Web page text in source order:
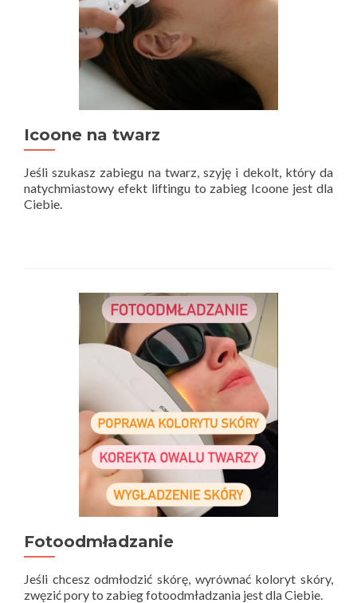
Icoone na twarz
Jeśli szukasz zabiegu na twarz, szyję i dekolt, który da
natychmiastowy efekt liftingu to zabieg Icoone jest dla
Ciebie.
Fotoodmładzanie
Jeśli chcesz odmłodzić skórę, wyrównać koloryt skóry,
zwęzić pory to zabieg fotoodmładzania jest dla Ciebie.